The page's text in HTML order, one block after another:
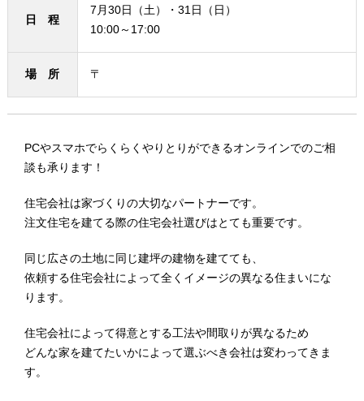
日 程
7月30日（土）・31日（日）
10:00～17:00
場 所 〒
PCやスマホでらくらくやりとりができるオンラインでのご相
談も承ります！
住宅会社は家づくりの大切なパートナーです。
注文住宅を建てる際の住宅会社選びはとても重要です。
同じ広さの土地に同じ建坪の建物を建てても、
依頼する住宅会社によって全くイメージの異なる住まいにな
ります。
住宅会社によって得意とする工法や間取りが異なるため
どんな家を建てたいかによって選ぶべき会社は変わってきま
す。